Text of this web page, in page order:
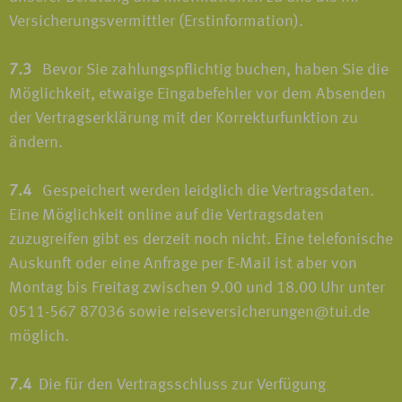
Versicherungsvermittler (Erstinformation).
7.3 Bevor Sie zahlungspflichtig buchen, haben Sie die
Möglichkeit, etwaige Eingabefehler vor dem Absenden
der Vertragserklärung mit der Korrekturfunktion zu
ändern.
7.4 Gespeichert werden leidglich die Vertragsdaten.
Eine Möglichkeit online auf die Vertragsdaten
zuzugreifen gibt es derzeit noch nicht. Eine telefonische
Auskunft oder eine Anfrage per E-Mail ist aber von
Montag bis Freitag zwischen 9.00 und 18.00 Uhr unter
0511-567 87036 sowie reiseversicherungen@tui.de
möglich.
7.4
Die für den Vertragsschluss zur Verfügung